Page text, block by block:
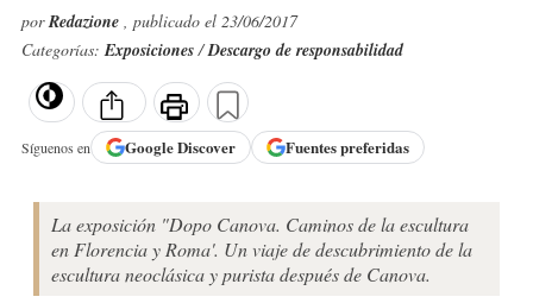
porRedazione , publicado el 23/06/2017
Categorías:Exposiciones/Descargo de responsabilidad
Síguenos en GoogleDiscover Fuentes preferidas
La exposición "Dopo Canova. Caminos de la escultura
en Florencia y Roma'. Un viaje de descubrimiento de la
escultura neoclásica y purista después de Canova.